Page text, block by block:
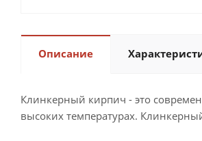
Описание
Клинкерный кирпич - это
высоких температурах.